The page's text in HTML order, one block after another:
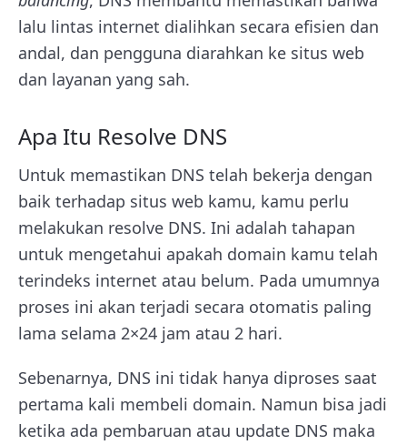
lalu lintas internet dialihkan secara efisien dan
andal, dan pengguna diarahkan ke situs web
dan layanan yang sah.
Apa Itu Resolve DNS
Untuk memastikan DNS telah bekerja dengan
baik terhadap situs web kamu, kamu perlu
melakukan resolve DNS. Ini adalah tahapan
untuk mengetahui apakah domain kamu telah
terindeks internet atau belum. Pada umumnya
proses ini akan terjadi secara otomatis paling
lama selama 2×24 jam atau 2 hari.
Sebenarnya, DNS ini tidak hanya diproses saat
pertama kali membeli domain. Namun bisa jadi
ketika ada pembaruan atau update DNS maka